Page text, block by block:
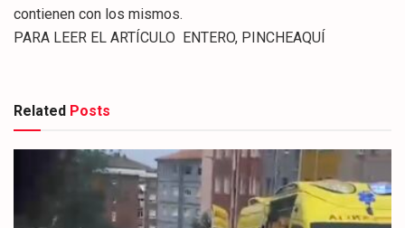
contienen con los mismos.
PARA LEER EL ARTÍCULO ENTERO, PINCHEAQUÍ
Related Posts